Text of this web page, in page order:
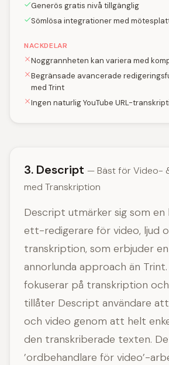
Generös gratis nivå tillgänglig
Sömlösa integrationer med
NACKDELAR
Noggrannheten kan variera med
Begränsade avancerade
med Trint
Ingen naturlig YouTube URL-
3. Descript — Bäst för Video-
med Transkription
Descript utmärker sig som
ett-redigerare för video, ljud
transkription, som erbjuder
annorlunda approach än
fokuserar på transkription
tillåter Descript användare
och video genom att helt
den transkriberade texten.
’ordbehandlare för video’-